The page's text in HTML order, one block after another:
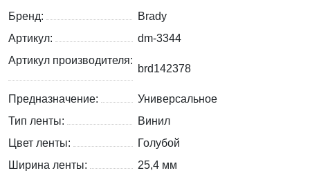
Бренд:
Brady
Артикул:
dm-3344
Артикул производителя:
brd142378
Предназначение:
Универсальное
Тип ленты:
Винил
Цвет ленты:
Голубой
Ширина ленты:
25,4 мм